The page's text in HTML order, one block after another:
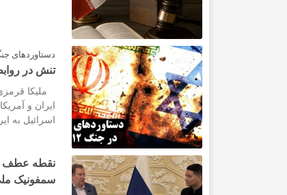
دستاوردهای جنگ۱۲ روزه برای
تنش در
ملیکا
ایران و
اسرائیل به
نقطه عطف
سمفونیک